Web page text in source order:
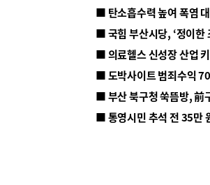
■ 탄소흡수력 높여 폭염
■ 의료헬스 신성장 산업
■ 도박사이트 범죄수익
■ 부산 북구청 쑥뜸방, 前
■ 통영시민 추석 전 35만